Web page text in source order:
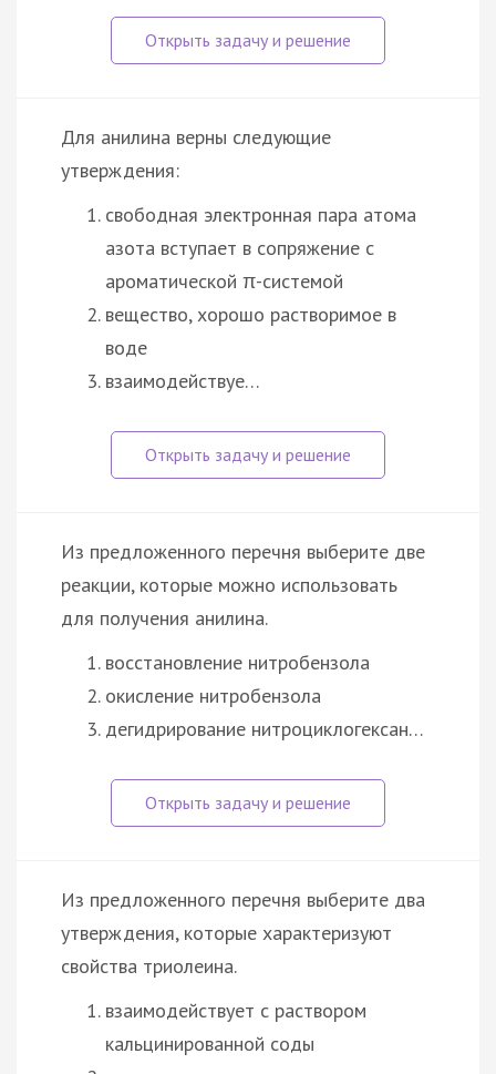
Для анилина верны следующие
утверждения:
свободная электронная пара атома
азота вступает в сопряжение с
ароматической π-системой
вещество, хорошо растворимое в
воде
взаимодействуе…
Из предложенного перечня выберите две
реакции, которые можно использовать
для получения анилина.
восстановление нитробензола
окисление нитробензола
дегидрирование нитроциклогексан…
Из предложенного перечня выберите два
утверждения, которые характеризуют
свойства триолеина.
взаимодействует с раствором
кальцинированной соды